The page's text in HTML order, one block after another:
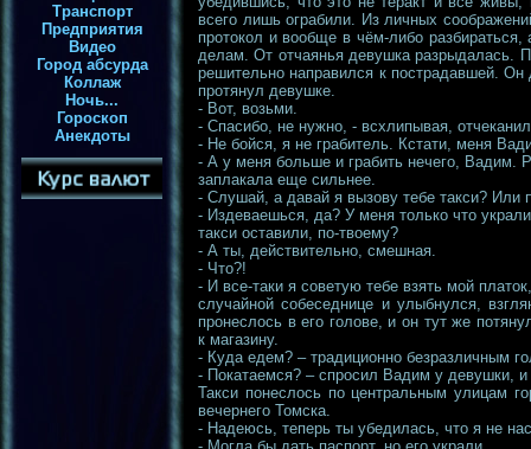
Транспорт
Предприятия
Видео
Город абсурда
Коллаж
Ночь...
Гороскоп
Анекдоты
всего лишь ограбили. Из личных
протокол и вообще в чём-либо
делам. От отчаянья девушка разрыдалась.
решительно направился к пострадавшей.
протянул девушке.
- Вот, возьми.
- Спасибо, не нужно, - всхлипывая,
- Не бойся, я не грабитель. Кстати, меня
- А у меня больше и грабить нечего, Вадим.
заплакала еще сильнее.
- Слушай, а давай я вызову тебе такси? Или
- Издеваешься, да? У меня только что
такси оставили, по-твоему?
- А ты, действительно, смешная.
- Что?!
- И все-таки я советую тебе взять мой
случайной собеседнице и улыбнулся,
пронеслось в его голове, и он тут же
к магазину.
- Куда едем? – традиционно безразличным
- Покатаемся? – спросил Вадим у девушки,
Такси понеслось по центральным улицам
вечернего Томска.
- Надеюсь, теперь ты убедилась, что я не